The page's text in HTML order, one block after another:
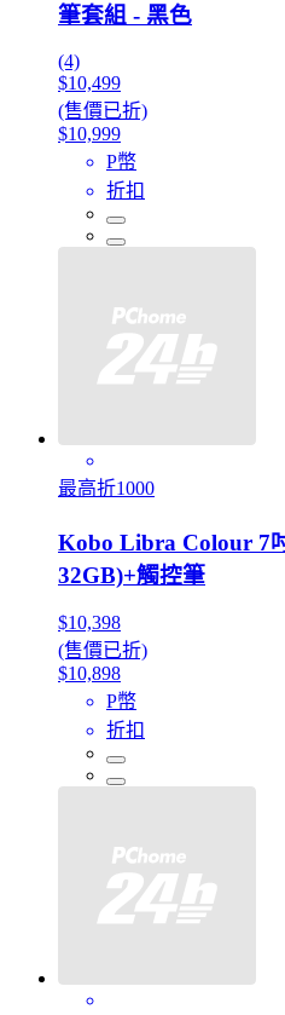
筆套組 - 黑色
(4)
$10,499
(售價已折)
$10,999
P幣
折扣
最高折1000
Kobo Libra Colour 7
32GB)+觸控筆
$10,398
(售價已折)
$10,898
P幣
折扣